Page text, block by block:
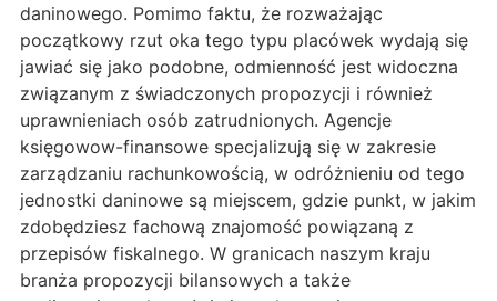
daninowego. Pomimo faktu, że rozważając
początkowy rzut oka tego typu placówek wydają się
jawiać się jako podobne, odmienność jest widoczna
związanym z świadczonych propozycji i również
uprawnieniach osób zatrudnionych. Agencje
księgowow-finansowe specjalizują się w zakresie
zarządzaniu rachunkowością, w odróżnieniu od tego
jednostki daninowe są miejscem, gdzie punkt, w jakim
zdobędziesz fachową znajomość powiązaną z
przepisów fiskalnego. W granicach naszym kraju
branża propozycji bilansowych a także